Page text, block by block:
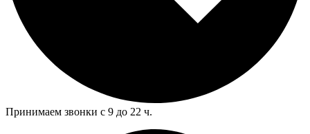
Принимаем звонки с 9 до 22 ч.